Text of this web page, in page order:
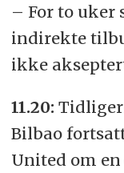
– For to uker
indirekte
ikke
11.20:
Bilbao
United om